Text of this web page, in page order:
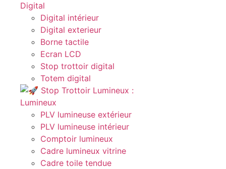
Digital
Digital intérieur
Digital exterieur
Borne tactile
Ecran LCD
Stop trottoir digital
Totem digital
Lumineux
PLV lumineuse extérieur
PLV lumineuse intérieur
Comptoir lumineux
Cadre lumineux vitrine
Cadre toile tendue